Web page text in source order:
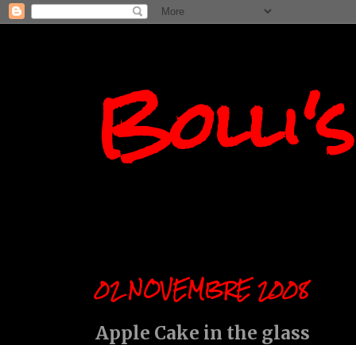
02 NOVEMBRE 2008
Apple Cake in the glass